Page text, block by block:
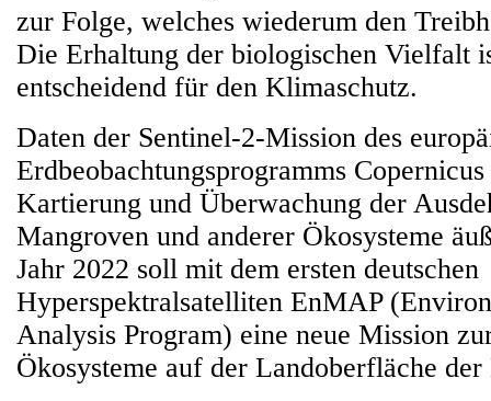
zur Folge, welches wiederum den
Die Erhaltung der biologischen Vielfalt
entscheidend für den Klimaschutz.
Daten der Sentinel-2-Mission des
Erdbeobachtungsprogramms
Kartierung und Überwachung der
Mangroven und anderer Ökosysteme
Jahr 2022 soll mit dem ersten deutschen
Hyperspektralsatelliten EnMAP
Analysis Program) eine neue Mission
Ökosysteme auf der Landoberfläche der